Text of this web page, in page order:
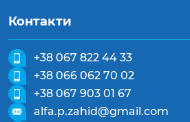
Контакти
+38 067 822 44 33
+38 066 062 70 02
+38 067 903 01 67
alfa.p.zahid@gmail.com